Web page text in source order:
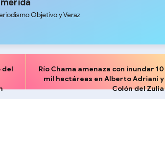
Objetivo y Veraz
del
Río Chama amenaza con inundar 10
mil hectáreas en Alberto Adriani y
Colón del Zulia